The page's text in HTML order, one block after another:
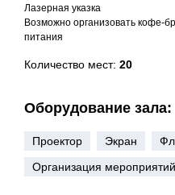
Лазерная указка
Возможно организовать кофе-
питания
Количество мест: 20
Оборудование зала:
Проектор Экран
Организация мероприятий